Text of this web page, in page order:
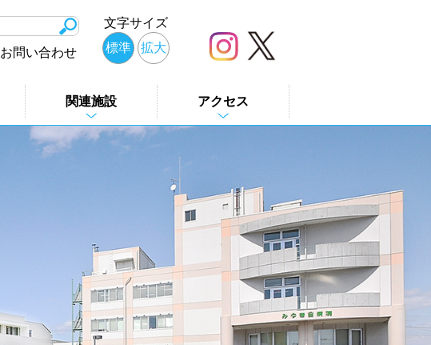
お問い合わせ
文字サイズ
標準
拡大
関連施設 アクセス